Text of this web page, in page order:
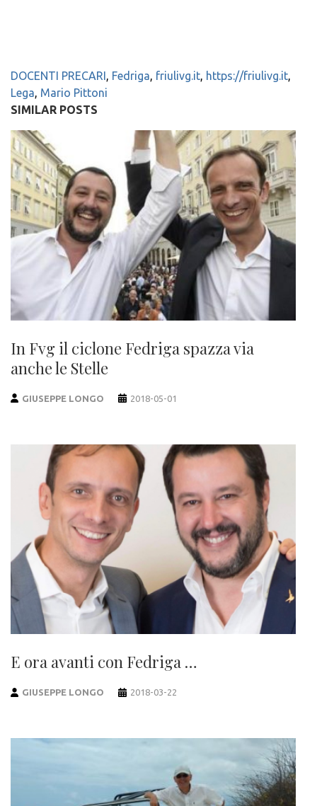
DOCENTI PRECARI, Fedriga, friulivg.it, https://friulivg.it,
Lega, Mario Pittoni
SIMILAR POSTS
In Fvg il ciclone Fedriga spazza via
anche le Stelle
GIUSEPPE LONGO 2018-05-01
E ora avanti con Fedriga …
GIUSEPPE LONGO 2018-03-22